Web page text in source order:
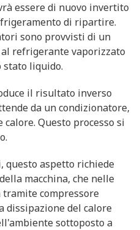
essere di nuovo invertito
di ripartire.
sono provvisti di un
refrigerante vaporizzato
liquido.
il risultato inverso
da un condizionatore,
Questo processo si
aspetto richiede
macchina, che nelle
compressore
dissipazione del calore
sottoposto a